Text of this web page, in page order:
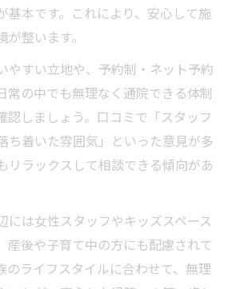
い鍼灸整骨院の選び方とポイン
通える鍼灸整骨院の活用アイデ
環境の鍼灸整骨院で快適に通う
ース完備の鍼灸整骨院で家族も
基本です。これにより、安心して施
整います。
やすい立地や、予約制・ネット予約
常の中でも無理なく通院できる体制
認しましょう。口コミで「スタッフ
ち着いた雰囲気」といった意見が多
リラックスして相談できる傾向があ
には女性スタッフやキッズスペース
産後や子育て中の方にも配慮されて
のライフスタイルに合わせて、無理